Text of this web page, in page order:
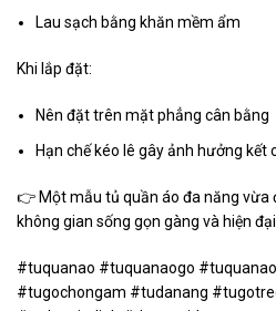
Lau sạch bằng khăn mềm ẩm
Khi lắp đặt:
Nên đặt trên mặt phẳng cân bằng
Hạn chế kéo lê gây ảnh hưởng kết
👉 Một mẫu tủ quần áo đa năng vừa
không gian sống gọn gàng và hiện
#tuquanao #tuquanaogo
#tugochongam #tudanang